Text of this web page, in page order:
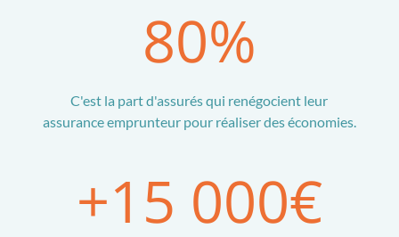
80%
C'est la part d'assurés qui renégocient leur
assurance emprunteur pour réaliser des économies.
+15 000€